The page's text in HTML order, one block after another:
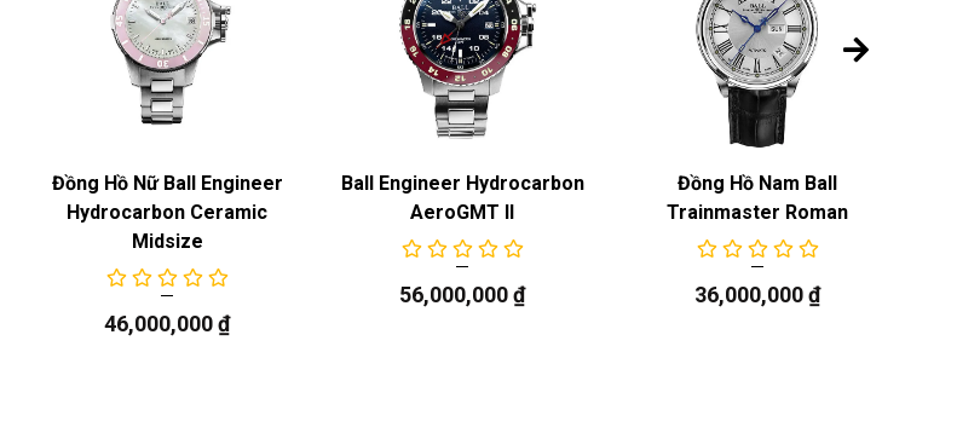
Đồng Hồ Nữ Ball Engineer
Hydrocarbon Ceramic
Midsize
46,000,000₫
Ball Engineer Hydrocarbon
AeroGMT II
56,000,000₫
Đồng Hồ Nam Ball
Trainmaster Roman
36,000,000₫